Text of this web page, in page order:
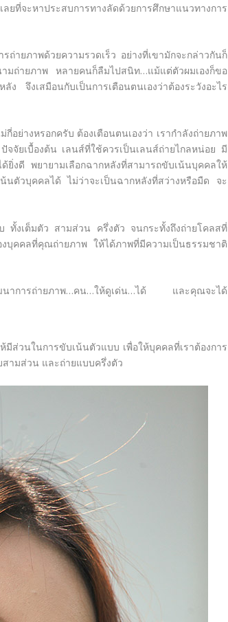
ที่จะหาประสบการทางลัดด้วยการศึกษาแนวทางการ
ายภาพด้วยความรวดเร็ว อย่างที่เขามักจะกล่าวกันก็
ถ่ายภาพ หลายคนก็ลืมไปสนิท…แม้แต่ตัวผมเองก็ขอ
ง จึงเสมือนกับเป็นการเตือนตนเองว่าต้องระวังอะไร
อย่างหรอกครับ ต้องเตือนตนเองว่า เรากำลังถ่ายภาพ
จัยเบื้องต้น เลนส์ที่ใช้ควรเป็นเลนส์ถ่ายไกลหน่อย มี
งดี พยายามเลือกฉากหลังที่สามารถขับเน้นบุคคลให้
นตัวบุคคลได้ ไม่ว่าจะเป็นฉากหลังที่สว่างหรือมืด จะ
ทั้งเต็มตัว สามส่วน ครึ่งตัว จนกระทั้งถึงถ่ายโคลสที่
คคลที่คุณถ่ายภาพ ให้ได้ภาพที่มีความเป็นธรรมชาติ
ฒนาการถ่ายภาพ…คน…ให้ดูเด่น…ได้ และคุณจะได้
มีส่วนในการขับเน้นตัวแบบ เพื่อให้บุคคลที่เราต้องการ
ามส่วน และถ่ายแบบครึ่งตัว